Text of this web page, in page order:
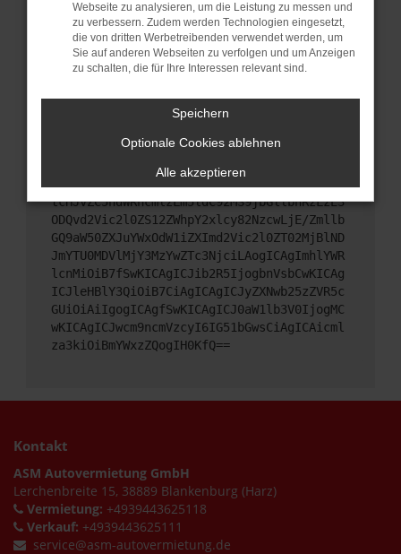
Wende dich an den Webseitenbetreiber.
Wenn du alle oben genannten Schritte versucht
hast, kontaktiere uns bitte. Wir werden versuchen,
das Problem zu beheben. Du kannst uns diesen
ewogICJuYW1lIjogIk5ldHdvcmtFcnJvciIsCiAgI
mNvbmZpZyI6IHsKICAgICJtZXRob2QiOiAiR0VUIi
wKICAgICJ1cmwiOiAiaHR0cHM6Ly9hcGkueC5ha3M
tcHJvZC5hdWRhcmlzLm5ldC92MS9jbGllbnRzLzE3
ODQvd2Vic2l0ZS12ZWhpY2xlcy82NzcwLjE/Zmllb
GQ9aW50ZXJuYWxOdW1iZXImd2Vic2l0ZT02MjBlND
JmYTU0MDVlMjY3MzYwZTc3NjciLAogICAgImhlYWR
lcnMiOiB7fSwKICAgICJib2R5IjogbnVsbCwKICAg
ICJleHBlY3QiOiB7CiAgICAgICJyZXNwb25zZVR5c
GUiOiAiIgogICAgfSwKICAgICJ0aW1lb3V0IjogMC
wKICAgICJwcm9ncmVzcyI6IG51bGwsCiAgICAicml
za3kiOiBmYWxzZQogIH0KfQ==
Kontakt
ASM Autovermietung GmbH
Lerchenbreite 15, 38889 Blankenburg (Harz)
Vermietung: +4939443625118
Verkauf: +4939443625111
service@asm-autovermietung.de
Webseite zu analysieren, um die Leistung zu messen und
zu verbessern. Zudem werden Technologien eingesetzt,
die von dritten Werbetreibenden verwendet werden, um
Sie auf anderen Webseiten zu verfolgen und um Anzeigen
zu schalten, die für Ihre Interessen relevant sind.
Speichern
Optionale Cookies ablehnen
Alle akzeptieren